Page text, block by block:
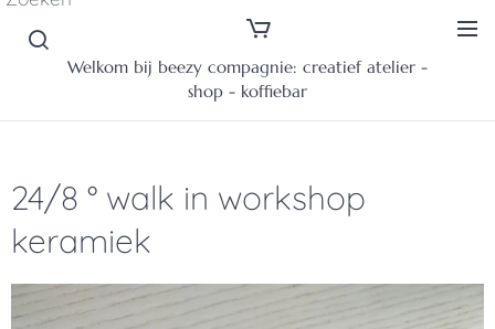
Welkom bij beezy compagnie: creatief atelier -
shop - koffiebar
24/8 ° walk in workshop
keramiek